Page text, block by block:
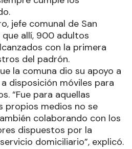
jefe comunal de San
allí, 900 adultos
con la primera
del padrón.
la comuna dio su apoyo a
disposición móviles para
“Fue para aquellas
propios medios no se
colaborando con los
dispuestos por la
domiciliario”, explicó.